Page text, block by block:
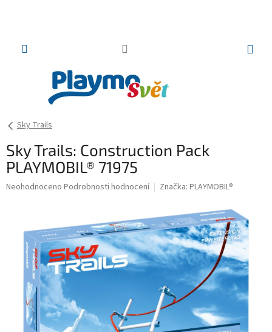
Sky Trails
Sky Trails: Construction Pack
PLAYMOBIL® 71975
Průměrné
hvězdiček.
Neohodnoceno Podrobnosti hodnocení Značka: PLAYMOBIL®